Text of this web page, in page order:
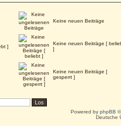
Keine neuen Beiträge
]
Keine neuen Beiträge [
]
Keine neuen Beiträge [
gesperrt ]
Powered by phpBB
Deutsche